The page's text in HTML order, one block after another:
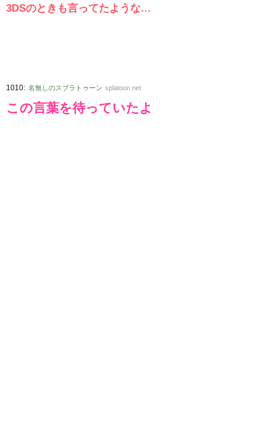
3DSのときも言ってたような…
1010: 名無しのスプラトゥーン splatoon.net
この言葉を待っていたよ